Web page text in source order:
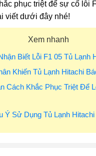
phục triệt để sự cố lỗi
viết dưới đây nhé!
Xem nhanh
Biết Lỗi F1 05 Tủ Lạnh
Khiến Tủ Lạnh Hitachi
Cách Khắc Phục Triệt Để
Ý Sử Dụng Tủ Lạnh